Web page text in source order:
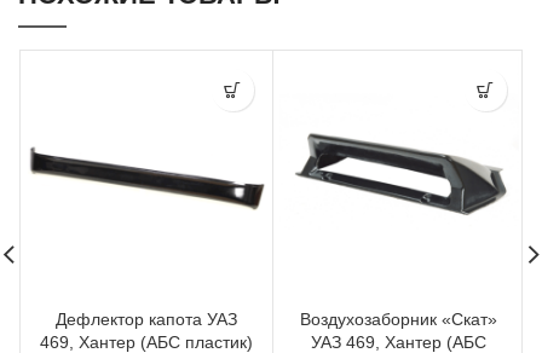
Дефлектор капота УАЗ
469, Хантер (АБС пластик)
Воздухозаборник «Скат»
УАЗ 469, Хантер (АБС